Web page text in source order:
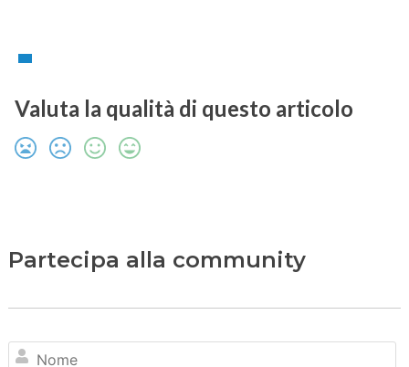
Valuta la qualità di questo articolo
Partecipa alla community